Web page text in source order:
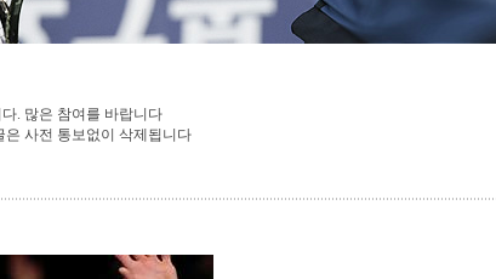
. 많은 참여를 바랍니다
은 사전 통보없이 삭제됩니다